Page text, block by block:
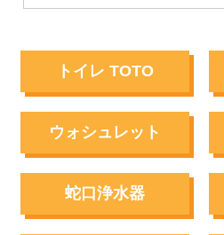
トイレ TOTO
ウォシュレット
蛇口浄水器